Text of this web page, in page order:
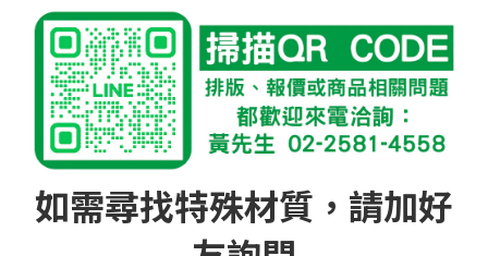
如需尋找特殊材質，請加好